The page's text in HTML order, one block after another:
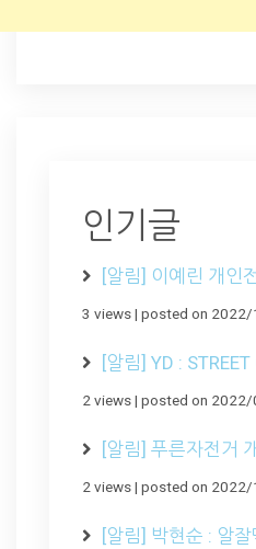
인기글
[알림] 이예린 개인전
3 views| posted on
[알림] YD :
2 views| posted on
[알림] 푸른자전거
2 views| posted on
[알림] 박현순 : 알잘